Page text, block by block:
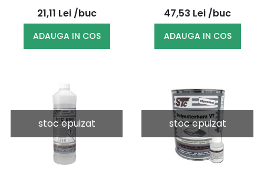
21,11 Lei /buc
ADAUGA IN COS
47,53 Lei /buc
ADAUGA IN COS
stoc epuizat stoc epuizat